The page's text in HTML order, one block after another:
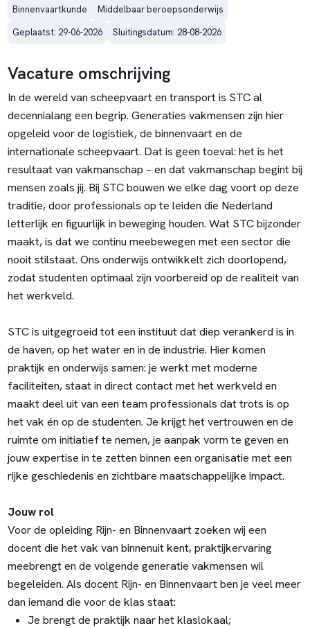
Binnenvaartkunde
Middelbaar beroepsonderwijs
Geplaatst: 29-06-2026
Sluitingsdatum: 28-08-2026
Vacature omschrijving
In de wereld van scheepvaart en transport is STC al
decennialang een begrip. Generaties vakmensen zijn hier
opgeleid voor de logistiek, de binnenvaart en de
internationale scheepvaart. Dat is geen toeval: het is het
resultaat van vakmanschap – en dat vakmanschap begint bij
mensen zoals jij. Bij STC bouwen we elke dag voort op deze
traditie, door professionals op te leiden die Nederland
letterlijk en figuurlijk in beweging houden. Wat STC bijzonder
maakt, is dat we continu meebewegen met een sector die
nooit stilstaat. Ons onderwijs ontwikkelt zich doorlopend,
zodat studenten optimaal zijn voorbereid op de realiteit van
het werkveld.
STC is uitgegroeid tot een instituut dat diep verankerd is in
de haven, op het water en in de industrie. Hier komen
praktijk en onderwijs samen: je werkt met moderne
faciliteiten, staat in direct contact met het werkveld en
maakt deel uit van een team professionals dat trots is op
het vak én op de studenten. Je krijgt het vertrouwen en de
ruimte om initiatief te nemen, je aanpak vorm te geven en
jouw expertise in te zetten binnen een organisatie met een
rijke geschiedenis en zichtbare maatschappelijke impact.
Jouw rol
Voor de opleiding Rijn- en Binnenvaart zoeken wij een
docent die het vak van binnenuit kent, praktijkervaring
meebrengt en de volgende generatie vakmensen wil
begeleiden. Als docent Rijn- en Binnenvaart ben je veel meer
dan iemand die voor de klas staat:
Je brengt de praktijk naar het klaslokaal;